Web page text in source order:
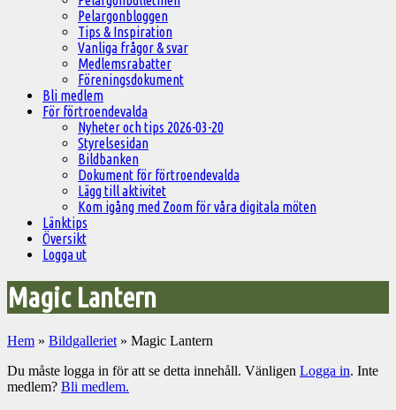
Pelargonbloggen
Tips & Inspiration
Vanliga frågor & svar
Medlemsrabatter
Föreningsdokument
Bli medlem
För förtroendevalda
Nyheter och tips 2026-03-20
Styrelsesidan
Bildbanken
Dokument för förtroendevalda
Lägg till aktivitet
Kom igång med Zoom för våra digitala möten
Länktips
Översikt
Logga ut
Magic Lantern
Hem » Bildgalleriet » Magic Lantern
Du måste logga in för att se detta innehåll. Vänligen Logga in. Inte
medlem? Bli medlem.